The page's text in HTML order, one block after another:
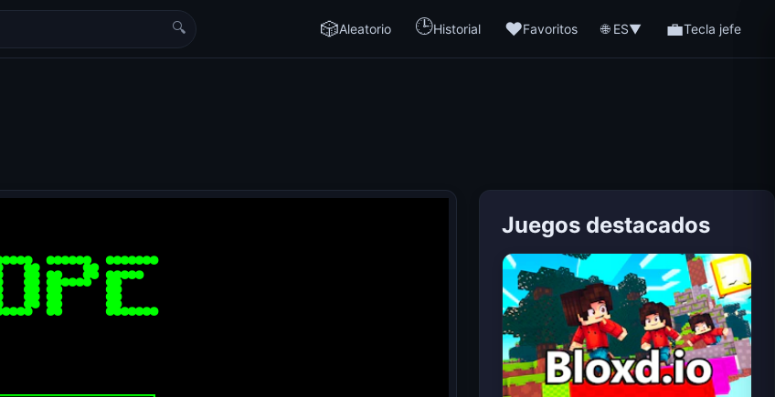
🔍 🎲Aleatorio 🕒Historial ❤️Favoritos 🌐 ES▼ 💼Tecla jefe
Juegos destacados